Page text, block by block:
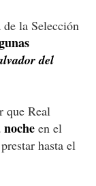
la Selección
del
que Real
en el
hasta el